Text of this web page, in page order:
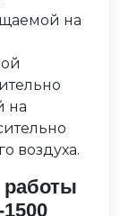
на
на
воздуха.